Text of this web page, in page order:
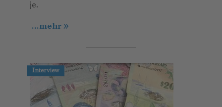
je.
...mehr
Interview